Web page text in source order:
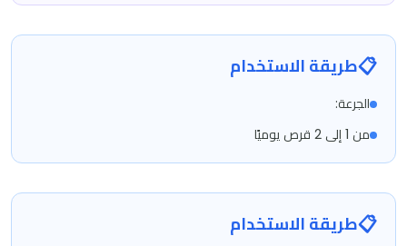
📋طريقة الاستخدام
الجرعة:
من 1 إلى 2 قرص يوميًا
📋طريقة الاستخدام